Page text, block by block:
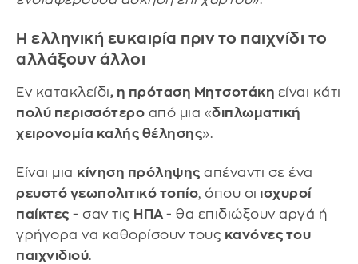
Η ελληνική ευκαιρία πριν το παιχνίδι το
αλλάξουν άλλοι
Εν κατακλείδι, η πρόταση Μητσοτάκη είναι κάτι
πολύ περισσότερο από μια «διπλωματική
χειρονομία καλής θέλησης».
Είναι μια κίνηση πρόληψης απέναντι σε ένα
ρευστό γεωπολιτικό τοπίο, όπου οι ισχυροί
παίκτες - σαν τις ΗΠΑ - θα επιδιώξουν αργά ή
γρήγορα να καθορίσουν τους κανόνες του
παιχνιδιού.